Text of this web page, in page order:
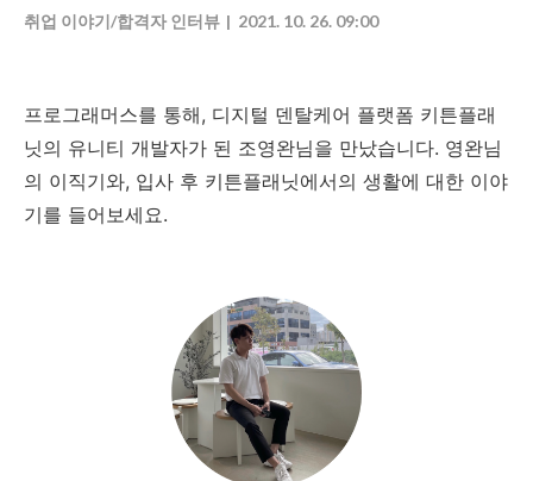
로
취업 이야기/합격자 인터뷰 2021. 10. 26. 09:00
프로그래머스를 통해, 디지털 덴탈케어 플랫폼 키튼플래
닛의 유니티 개발자가 된 조영완님을 만났습니다. 영완님
의 이직기와, 입사 후 키튼플래닛에서의 생활에 대한 이야
기를 들어보세요.